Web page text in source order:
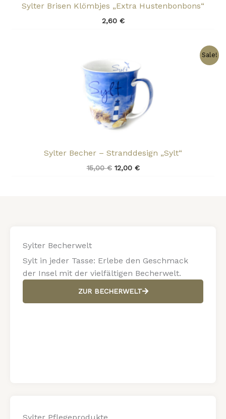
Sylter Brisen Klömbjes „Extra Hustenbonbons“
2,60 €
Sale!
Sylter Becher – Stranddesign „Sylt“
15,00€
Preis
war:
15,00 €
12,00 €
ist:
12,00 €.
Sylter Becherwelt
Sylt in jeder Tasse: Erlebe den Geschmack
der Insel mit der vielfältigen Becherwelt.
ZUR BECHERWELT